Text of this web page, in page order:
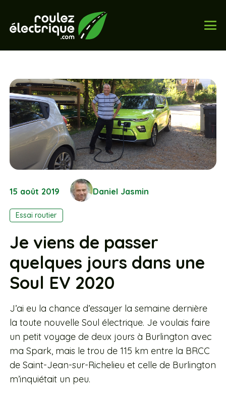
15 août 2019 Daniel Jasmin
Essai routier
Je viens de passer
quelques jours dans une
Soul EV 2020
J’ai eu la chance d’essayer la semaine dernière
la toute nouvelle Soul électrique. Je voulais faire
un petit voyage de deux jours à Burlington avec
ma Spark, mais le trou de 115 km entre la BRCC
de Saint-Jean-sur-Richelieu et celle de Burlington
m’inquiétait un peu.